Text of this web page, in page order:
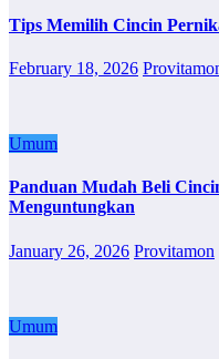
Tips Memilih Cincin
February 18, 2026
Umum
Panduan Mudah Beli
Menguntungkan
January 26, 2026 Provitamon
Umum